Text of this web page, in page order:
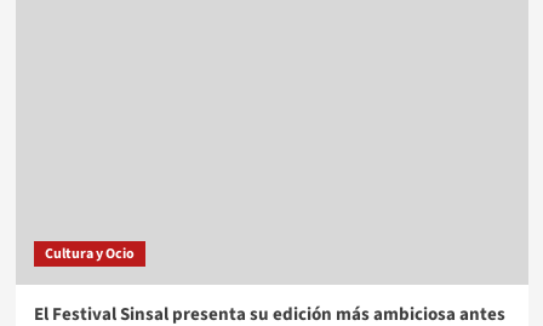
Cultura y Ocio
El Festival Sinsal presenta su edición más ambiciosa antes